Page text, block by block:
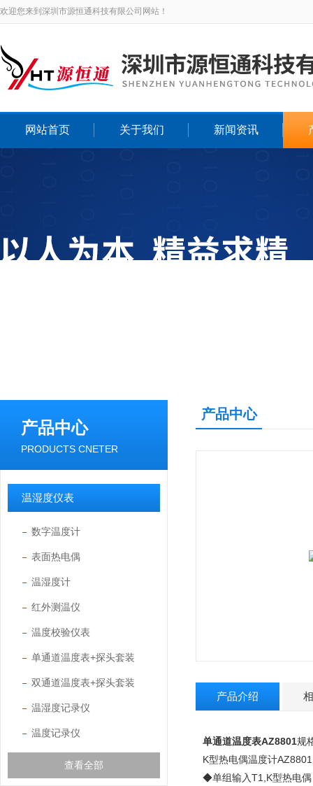
欢迎您来到深圳市源恒通科技有限公司网站！
网站首页 关于我们 新闻资讯
产品中心
PRODUCTS CNETER
温湿度仪表
数字温度计
表面热电偶
温湿度计
红外测温仪
温度校验仪表
单通道温度表+探头套装
双通道温度表+探头套装
温湿度记录仪
温度记录仪
查看全部
产品中心
产品介绍
单通道温度表AZ8801规
K型热电偶温度计
◆单组输入T1,K型热电偶